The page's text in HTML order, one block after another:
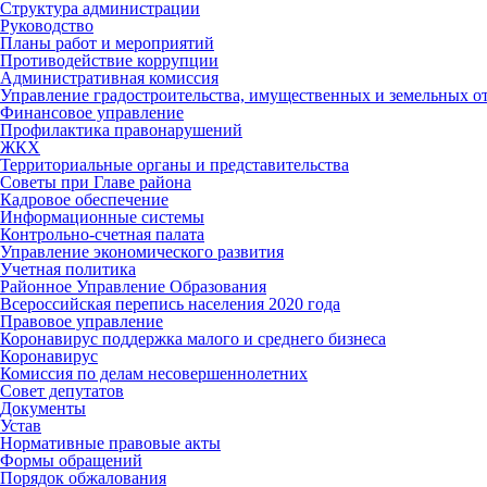
Структура администрации
Руководство
Планы работ и мероприятий
Противодействие коррупции
Административная комиссия
Управление градостроительства, имущественных и земельных
Финансовое управление
Профилактика правонарушений
ЖКХ
Территориальные органы и представительства
Советы при Главе района
Кадровое обеспечение
Информационные системы
Контрольно-счетная палата
Управление экономического развития
Учетная политика
Районное Управление Образования
Всероссийская перепись населения 2020 года
Правовое управление
Коронавирус поддержка малого и среднего бизнеса
Коронавирус
Комиссия по делам несовершеннолетних
Совет депутатов
Документы
Устав
Нормативные правовые акты
Формы обращений
Порядок обжалования